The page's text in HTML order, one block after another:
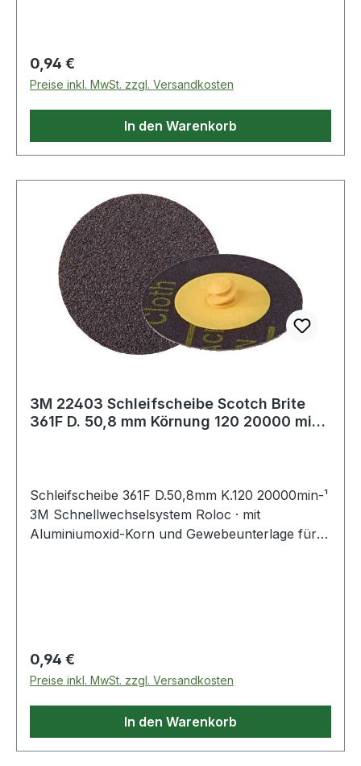
Regulärer Preis:
0,94 €
Preise inkl. MwSt. zzgl. Versandkosten
In den Warenkorb
3M 22403 Schleifscheibe Scotch Brite
361F D. 50,8 mm Körnung 120 20000 min-
Schleifscheibe 361F D.50,8mm K.120 20000min-¹
3M Schnellwechselsystem Roloc · mit
Aluminiumoxid-Korn und Gewebeunterlage für
Regulärer Preis:
0,94 €
Preise inkl. MwSt. zzgl. Versandkosten
In den Warenkorb